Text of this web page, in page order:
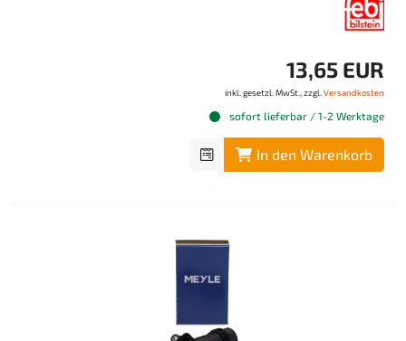
13,65 EUR
inkl. gesetzl. MwSt., zzgl. Versandkosten
sofort lieferbar / 1-2 Werktage
In den Warenkorb